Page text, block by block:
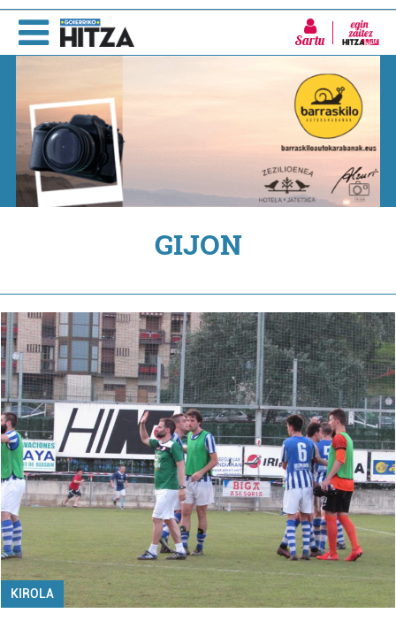
Sartu
GIJON
KIROLA